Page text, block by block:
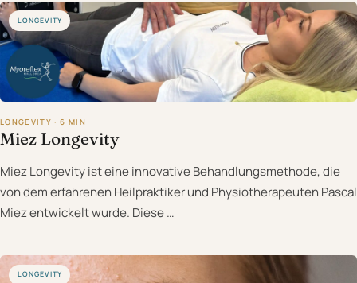
LONGEVITY
LONGEVITY · 6 MIN
Miez Longevity
Miez Longevity ist eine innovative Behandlungsmethode, die
von dem erfahrenen Heilpraktiker und Physiotherapeuten Pascal
Miez entwickelt wurde. Diese …
LONGEVITY